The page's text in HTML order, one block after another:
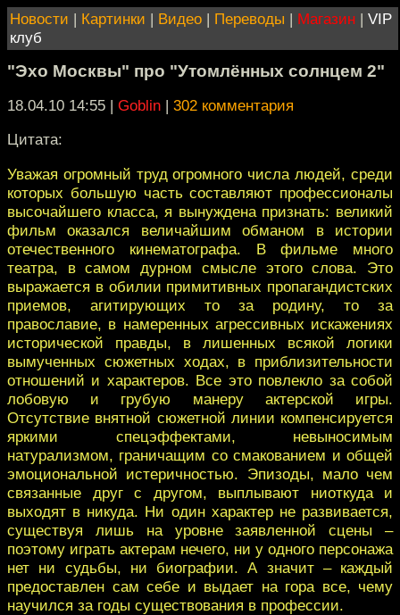
Новости | Картинки | Видео | Переводы | Магазин | VIP
клуб
"Эхо Москвы" про "Утомлённых солнцем 2"
18.04.10 14:55 | Goblin | 302 комментария
Цитата:
Уважая огромный труд огромного числа людей, среди
которых большую часть составляют профессионалы
высочайшего класса, я вынуждена признать: великий
фильм оказался величайшим обманом в истории
отечественного кинематографа. В фильме много
театра, в самом дурном смысле этого слова. Это
выражается в обилии примитивных пропагандистских
приемов, агитирующих то за родину, то за
православие, в намеренных агрессивных искажениях
исторической правды, в лишенных всякой логики
вымученных сюжетных ходах, в приблизительности
отношений и характеров. Все это повлекло за собой
лобовую и грубую манеру актерской игры.
Отсутствие внятной сюжетной линии компенсируется
яркими спецэффектами, невыносимым
натурализмом, граничащим со смакованием и общей
эмоциональной истеричностью. Эпизоды, мало чем
связанные друг с другом, выплывают ниоткуда и
выходят в никуда. Ни один характер не развивается,
существуя лишь на уровне заявленной сцены –
поэтому играть актерам нечего, ни у одного персонажа
нет ни судьбы, ни биографии. А значит – каждый
предоставлен сам себе и выдает на гора все, чему
научился за годы существования в профессии.